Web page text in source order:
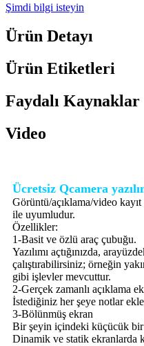
Şimdi bilgi isteyin
Ürün Detayı
Ürün Etiketleri
Faydalı Kaynaklar
Video
Ücretsiz Qcamera
Görüntü/açıklama/video
ile uyumludur.
Özellikler:
1-Basit ve özlü araç çubuğu.
Yazılımı açtığınızda,
çalıştırabilirsiniz; örneğin
gibi işlevler mevcuttur.
2-Gerçek zamanlı açıklama
İstediğiniz her şeye notlar
3-Bölünmüş ekran
Bir şeyin içindeki küçücük bir
Dinamik ve statik ekranlarda